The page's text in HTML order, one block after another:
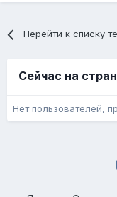
Перейти к списку
Сейчас на
Нет пользователей,